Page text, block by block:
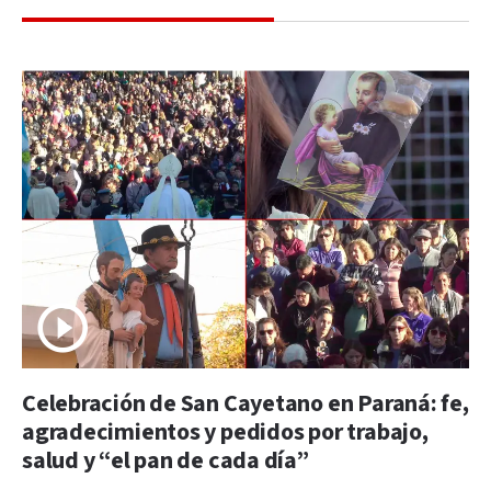
Celebración de San Cayetano en Paraná: fe,
agradecimientos y pedidos por trabajo,
salud y “el pan de cada día”